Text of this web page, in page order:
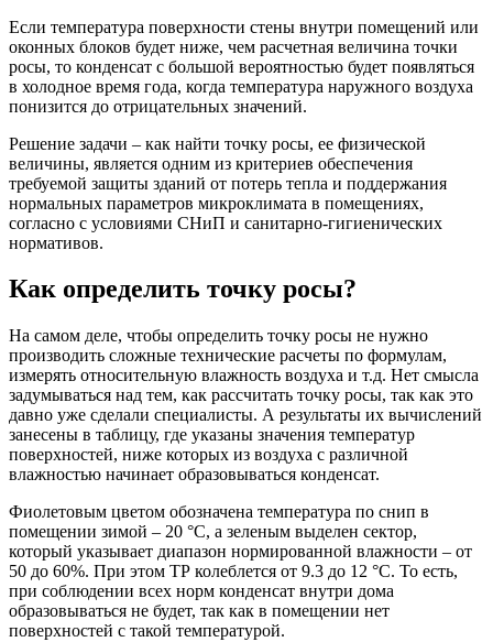
Если температура поверхности стены внутри помещений или
оконных блоков будет ниже, чем расчетная величина точки
росы, то конденсат с большой вероятностью будет появляться
в холодное время года, когда температура наружного воздуха
понизится до отрицательных значений.
Решение задачи – как найти точку росы, ее физической
величины, является одним из критериев обеспечения
требуемой защиты зданий от потерь тепла и поддержания
нормальных параметров микроклимата в помещениях,
согласно с условиями СНиП и санитарно-гигиенических
нормативов.
Как определить точку росы?
На самом деле, чтобы определить точку росы не нужно
производить сложные технические расчеты по формулам,
измерять относительную влажность воздуха и т.д. Нет смысла
задумываться над тем, как рассчитать точку росы, так как это
давно уже сделали специалисты. А результаты их вычислений
занесены в таблицу, где указаны значения температур
поверхностей, ниже которых из воздуха с различной
влажностью начинает образовываться конденсат.
Фиолетовым цветом обозначена температура по снип в
помещении зимой – 20 °С, а зеленым выделен сектор,
который указывает диапазон нормированной влажности – от
50 до 60%. При этом ТР колеблется от 9.3 до 12 °С. То есть,
при соблюдении всех норм конденсат внутри дома
образовываться не будет, так как в помещении нет
поверхностей с такой температурой.